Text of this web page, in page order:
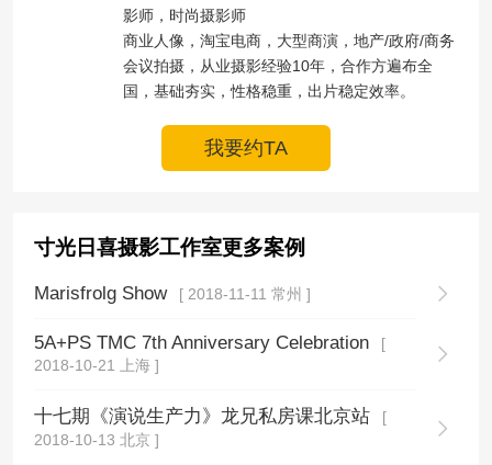
影师，时尚摄影师
商业人像，淘宝电商，大型商演，地产/政府/商务
会议拍摄，从业摄影经验10年，合作方遍布全
国，基础夯实，性格稳重，出片稳定效率。
我要约TA
寸光日喜摄影工作室更多案例
Marisfrolg Show [ 2018-11-11 常州 ]
5A+PS TMC 7th Anniversary Celebration
[
2018-10-21 上海 ]
十七期《演说生产力》龙兄私房课北京站
[
2018-10-13 北京 ]